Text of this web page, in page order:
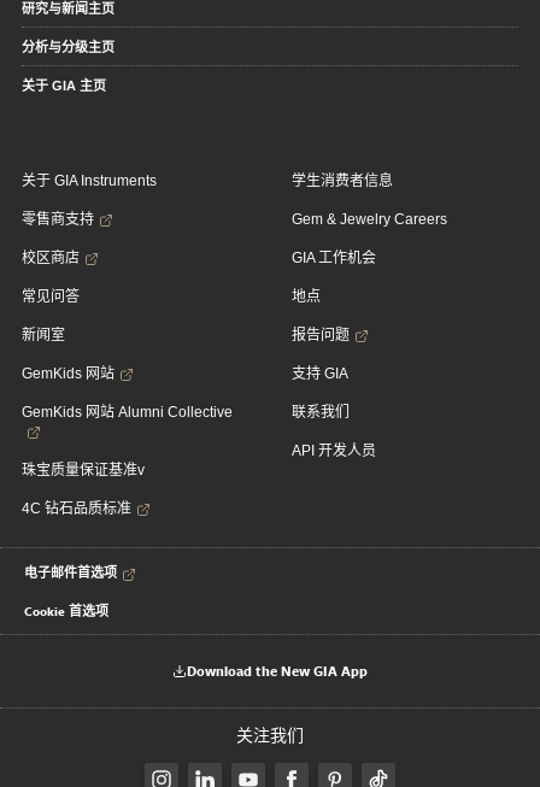
研究与新闻主页
分析与分级主页
关于 GIA 主页
关于 GIA Instruments
零售商支持
校区商店
常见问答
新闻室
GemKids 网站
GemKids 网站 Alumni Collective
珠宝质量保证基准v
4C 钻石品质标准
学生消费者信息
Gem & Jewelry Careers
GIA 工作机会
地点
报告问题
支持 GIA
联系我们
API 开发人员
电子邮件首选项
Cookie 首选项
Download the New GIA App
关注我们